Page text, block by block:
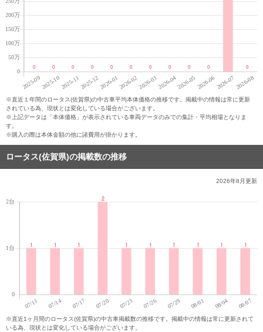
※直近１年間のロータス(佐賀県)の中古車平均本体価格の推移です。掲載中の情報は常に更新
されている為、現状とは変化している場合がございます。
※上記データは「本体価格」が表示されている車両データのみでの集計・平均相場となりま
す。
※購入の際は本体金額の他に諸費用が掛かります。
ロータス(佐賀県)の掲載数の推移
2026年8月更新
※直近1ヶ月間のロータス(佐賀県)の中古車掲載数の推移です。掲載中の情報は常に更新されて
いる為、現状とは変化している場合がございます。